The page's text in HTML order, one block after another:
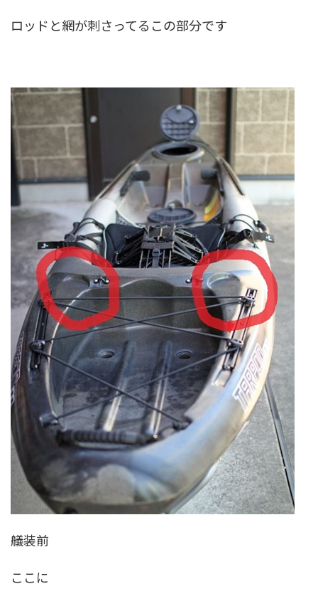
ロッドと網が刺さってるこの部分です
艤装前
ここに